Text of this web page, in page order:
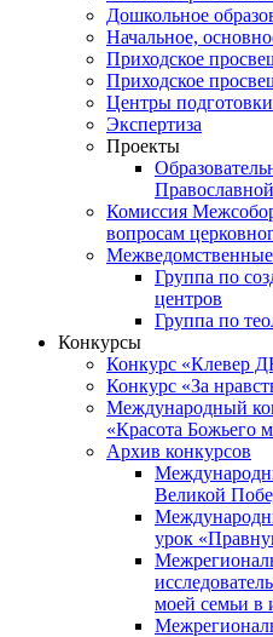
Дошкольное
Начальное,
Приходское
Приходское
Центры
Экспертиза
Проекты
Комиссия
вопросам
Группа по
центров
Группа по
Конкурсы
Конкурс «Клевер
Конкурс «За
Международный
«Красота Божьего
Архив конкурсов
Великой
урок
моей семьи в